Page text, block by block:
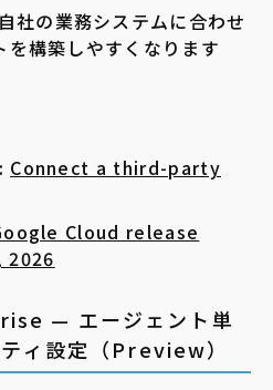
社の業務システムに合わせ
を構築しやすくなります
Connect a third-party
Cloud release
2026
— エージェント単
ィ設定（Preview）